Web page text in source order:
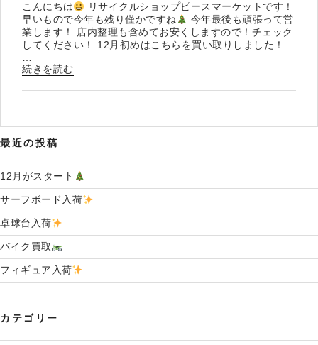
こんにちは
リサイクルショップピースマーケットです！
早いもので今年も残り僅かですね
今年最後も頑張って営
業します！ 店内整理も含めてお安くしますので！チェック
してください！ 12月初めはこちらを買い取りしました！
…
“12
月
が
り
ま
た
”
の
続きを読む
最近の投稿
12月がスタート
サーフボード入荷
卓球台入荷
バイク買取
フィギュア入荷
カテゴリー